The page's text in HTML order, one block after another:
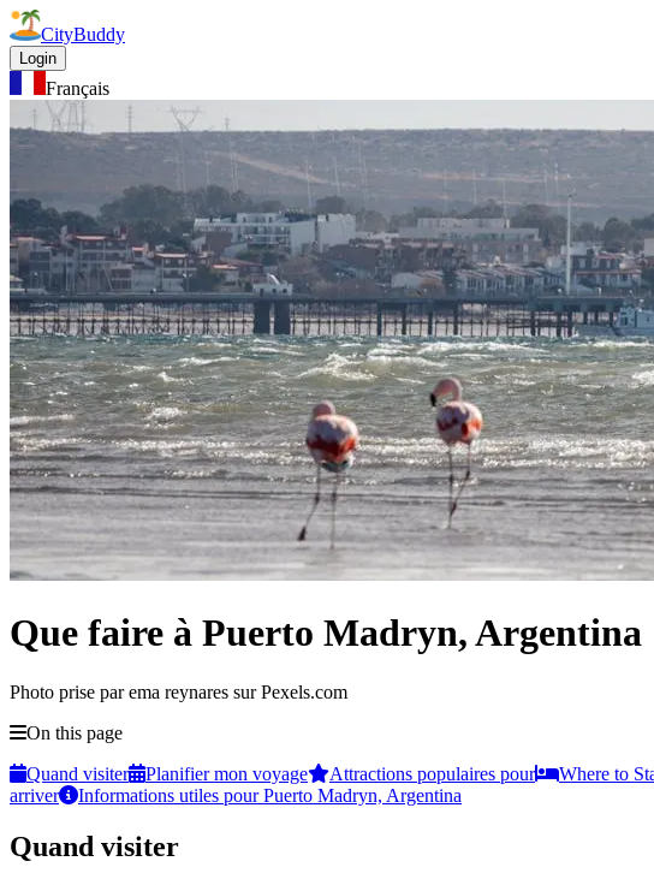
CityBuddy
Login
Français
Que faire à Puerto Madryn, Argentina
Photo prise par ema reynares sur Pexels.com
On this page
Quand visiter
Planifier mon voyage Attractions populaires pour Where to
arriver
Informations utiles pour Puerto Madryn, Argentina
Quand visiter